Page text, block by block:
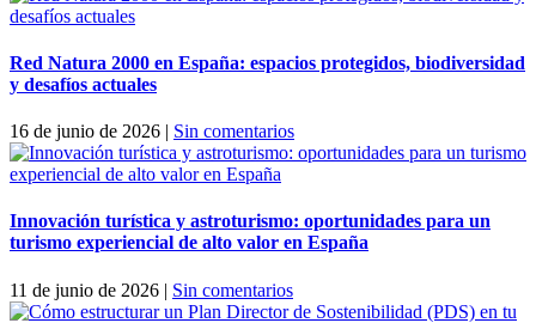
Red Natura 2000 en España: espacios protegidos, biodiversidad
y desafíos actuales
16 de junio de 2026 | Sin comentarios
Innovación turística y astroturismo: oportunidades para un
turismo experiencial de alto valor en España
11 de junio de 2026 | Sin comentarios